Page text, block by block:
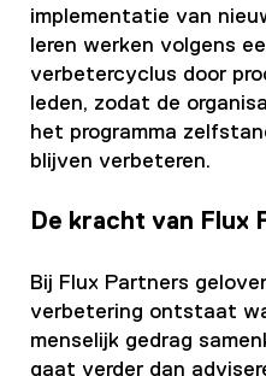
implementatie van
leren werken volgens
verbetercyclus door
leden, zodat de
het programma
blijven verbeteren.
De kracht van Flux
Bij Flux Partners
verbetering ontstaat
menselijk gedrag
gaat verder dan